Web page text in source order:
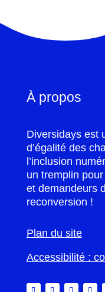
À propos
Diversidays est
d’égalité des
l’inclusion
un tremplin
et demandeurs
reconversion !
Plan du site
Accessibilité :